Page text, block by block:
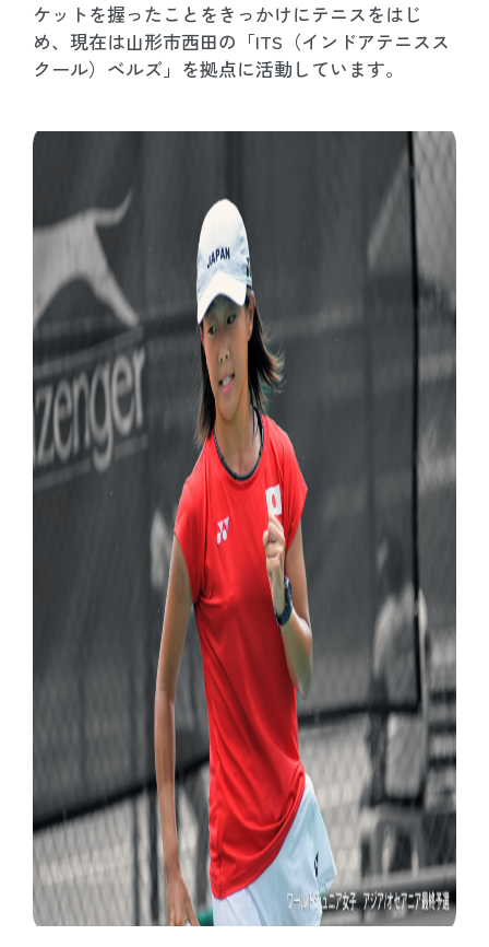
ケットを握ったことをきっかけにテニスをはじ
め、現在は山形市西田の「ITS（インドアテニスス
クール）ベルズ」を拠点に活動しています。